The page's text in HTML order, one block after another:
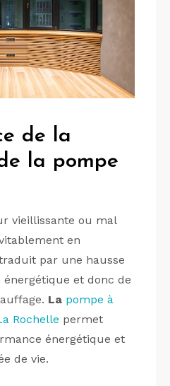
de la
la pompe
vieillissante ou mal
en
par une hausse
et donc de
La pompe à
Rochelle permet
énergétique et
de vie.